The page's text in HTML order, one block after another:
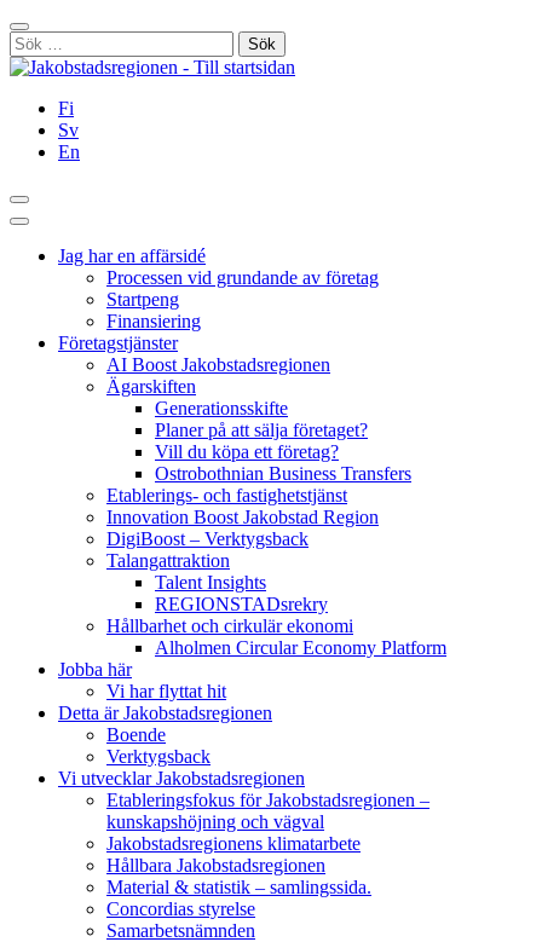
Hoppa
till
innehållet
Stäng
Sök
efter:
Fi
Sv
En
Sök
Huvudmeny
Jag har en affärsidé
Processen vid grundande av företag
Startpeng
Finansiering
Företagstjänster
AI Boost Jakobstadsregionen
Ägarskiften
Generationsskifte
Planer på att sälja företaget?
Vill du köpa ett företag?
Ostrobothnian Business Transfers
Etablerings- och fastighetstjänst
Innovation Boost Jakobstad Region
DigiBoost – Verktygsback
Talangattraktion
Talent Insights
REGIONSTADsrekry
Hållbarhet och cirkulär ekonomi
Alholmen Circular Economy Platform
Jobba här
Vi har flyttat hit
Detta är Jakobstadsregionen
Boende
Verktygsback
Vi utvecklar Jakobstadsregionen
Etableringsfokus för Jakobstadsregionen –
kunskapshöjning och vägval
Jakobstadsregionens klimatarbete
Hållbara Jakobstadsregionen
Material & statistik – samlingssida.
Concordias styrelse
Samarbetsnämnden